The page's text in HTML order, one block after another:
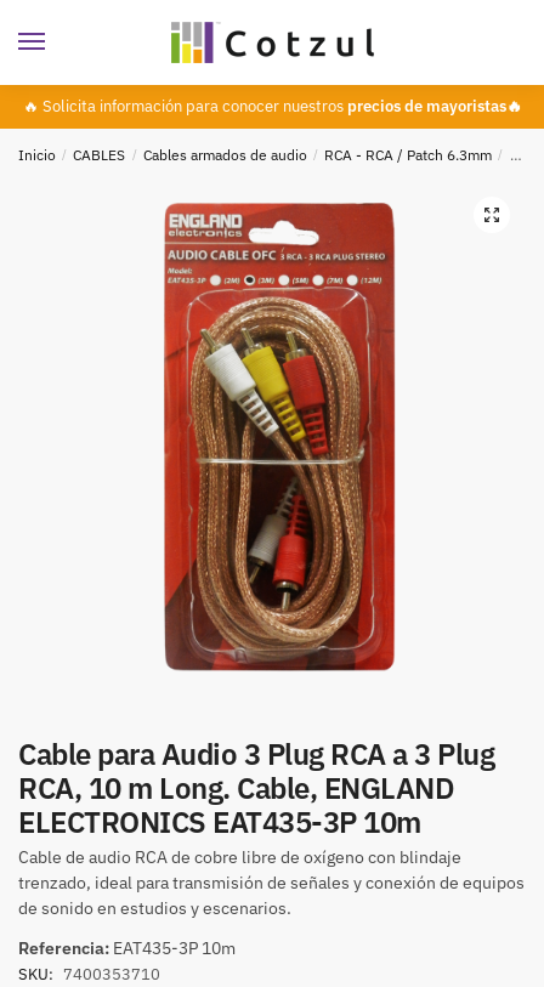
🔥 Solicita información para conocer nuestros precios de mayoristas🔥
Inicio / CABLES / Cables armados de audio / RCA - RCA / Patch 6.3mm /
🔍
Cable para Audio 3 Plug RCA a 3 Plug
RCA, 10 m Long. Cable, ENGLAND
ELECTRONICS EAT435-3P 10m
Cable de audio RCA de cobre libre de oxígeno con blindaje
trenzado, ideal para transmisión de señales y conexión de equipos
de sonido en estudios y escenarios.
Referencia: EAT435-3P 10m
SKU: 7400353710